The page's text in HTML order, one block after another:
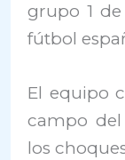
grupo 1
fútbol
El equipo
campo
los